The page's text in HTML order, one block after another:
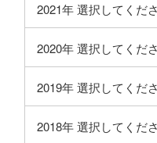
2021年選択してくださ
2020年選択してくださ
2019年選択してくださ
2018年選択してくださ